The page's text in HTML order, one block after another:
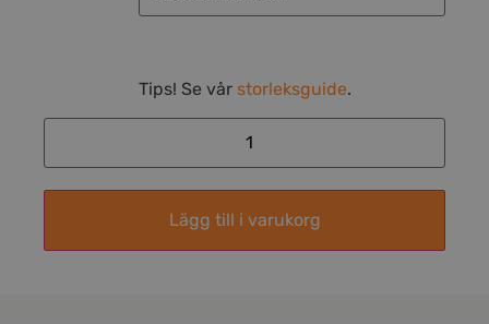
Tips! Se vår storleksguide.
Lägg till i varukorg